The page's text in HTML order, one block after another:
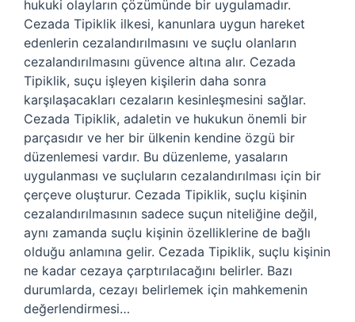
hukuki olayların çözümünde bir uygulamadır.
Cezada Tipiklik ilkesi, kanunlara uygun hareket
edenlerin cezalandırılmasını ve suçlu olanların
cezalandırılmasını güvence altına alır. Cezada
Tipiklik, suçu işleyen kişilerin daha sonra
karşılaşacakları cezaların kesinleşmesini sağlar.
Cezada Tipiklik, adaletin ve hukukun önemli bir
parçasıdır ve her bir ülkenin kendine özgü bir
düzenlemesi vardır. Bu düzenleme, yasaların
uygulanması ve suçluların cezalandırılması için bir
çerçeve oluşturur. Cezada Tipiklik, suçlu kişinin
cezalandırılmasının sadece suçun niteliğine değil,
aynı zamanda suçlu kişinin özelliklerine de bağlı
olduğu anlamına gelir. Cezada Tipiklik, suçlu kişinin
ne kadar cezaya çarptırılacağını belirler. Bazı
durumlarda, cezayı belirlemek için mahkemenin
değerlendirmesi…